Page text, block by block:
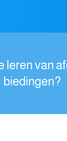
leren van
biedingen?